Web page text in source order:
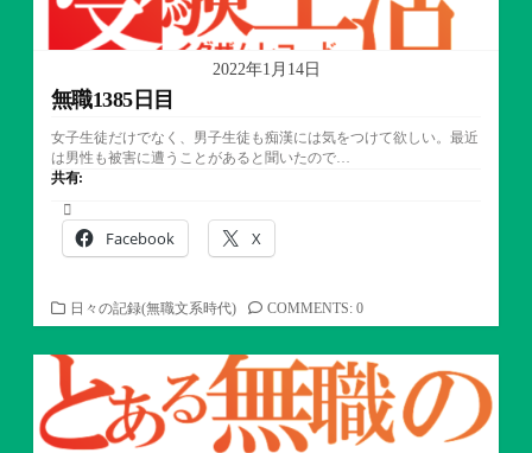
2022年1月14日
無職1385日目
女子生徒だけでなく、男子生徒も痴漢には気をつけて欲しい。最近
は男性も被害に遭うことがあると聞いたので…
共有:
Facebook X
カ
テ
ゴ
ー
日々の記録(無職文系時代) COMMENTS: 0